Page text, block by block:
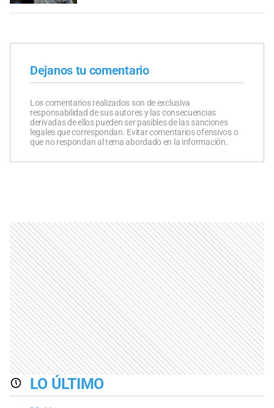
Dejanos tu comentario
Los comentarios realizados son de exclusiva
responsabilidad de sus autores y las consecuencias
derivadas de ellos pueden ser pasibles de las sanciones
legales que correspondan. Evitar comentarios ofensivos o
que no respondan al tema abordado en la información.
LO ÚLTIMO